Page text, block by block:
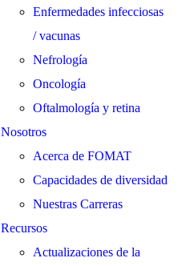
Enfermedades infecciosas
/ vacunas
Nefrología
Oncología
Oftalmología y retina
Nosotros
Acerca de FOMAT
Capacidades de diversidad
Nuestras Carreras
Recursos
Actualizaciones de la